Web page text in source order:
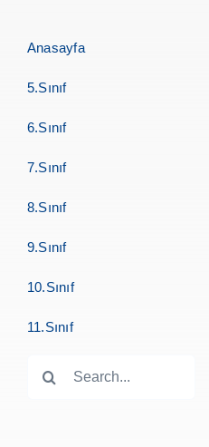
Anasayfa
5.Sınıf
6.Sınıf
7.Sınıf
8.Sınıf
9.Sınıf
10.Sınıf
11.Sınıf